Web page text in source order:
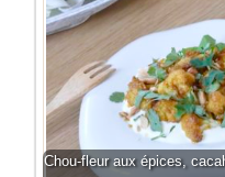
Chou-fleur aux épices,